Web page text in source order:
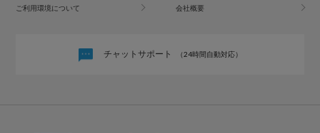
ご利用環境について 会社概要
チャットサポート （24時間自動対応）